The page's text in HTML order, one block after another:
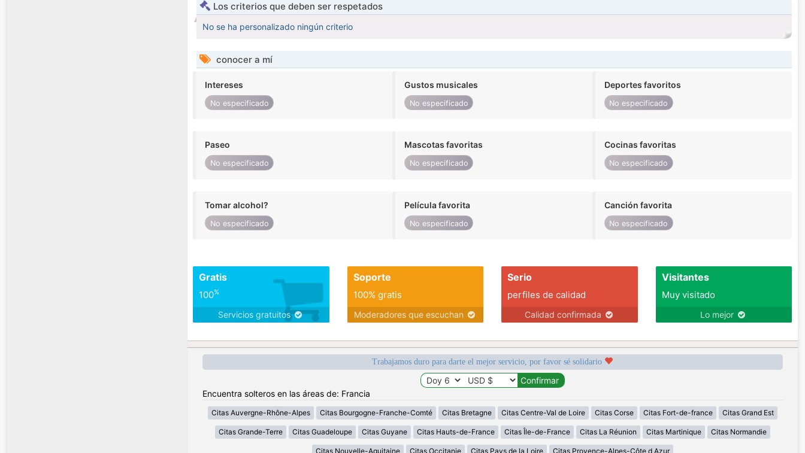
Los criterios que deben ser respetados
No se ha personalizado ningún criterio
conocer a mí
Intereses
No especificado
Gustos musicales
No especificado
Deportes favoritos
No especificado
Paseo
No especificado
Mascotas favoritas
No especificado
Cocinas favoritas
No especificado
Tomar alcohol?
No especificado
Película favorita
No especificado
Canción favorita
No especificado
Gratis
100%
Servicios gratuitos
Soporte
100% gratis
Moderadores que escuchan
Serio
perfiles de calidad
Calidad confirmada
Visitantes
Muy visitado
Lo mejor
Trabajamos duro para darte el mejor servicio, por favor sé solidario
Encuentra solteros en las áreas de: Francia
Citas Auvergne-Rhône-Alpes Citas Bourgogne-Franche-Comté Citas Bretagne Citas Centre-Val de Loire Citas Corse Citas Fort-de-france Citas Grand Est
Citas Grande-Terre Citas Guadeloupe Citas Guyane Citas Hauts-de-France Citas Île-de-France Citas La Réunion Citas Martinique Citas Normandie
Citas Nouvelle-Aquitaine Citas Occitanie Citas Pays de la Loire Citas Provence-Alpes-Côte d Azur